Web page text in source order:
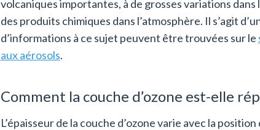
volcaniques importantes, à de grosses variations
des produits chimiques dans l’atmosphère. Il s’agit
d’informations à ce sujet peuvent être trouvées sur le
aux aérosols.
Comment la couche d’ozone est-elle
L’épaisseur de la couche d’ozone varie avec la